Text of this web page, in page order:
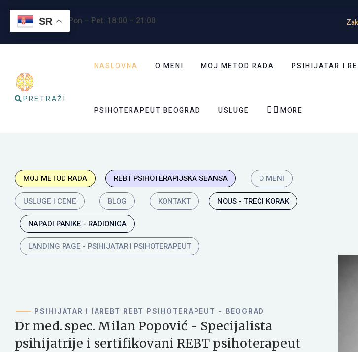
Radno vreme : Pon – Pet: 18:00 – 21:00
PRETRAŽI
NASLOVNA O MENI MOJ METOD RADA PSIHIJATAR I
PSIHOTERAPEUT BEOGRAD USLUGE   MORE
MOJ METOD RADA REBT PSIHOTERAPIJSKA SEANSA O MENI
USLUGE I CENE BLOG KONTAKT NOUS - TREĆI KORAK
NAPADI PANIKE - RADIONICA
LANDING PAGE - PSIHIJATAR I PSIHOTERAPEUT
PSIHIJATAR I IAREBT REBT PSIHOTERAPEUT - BEOGRAD
Dr med. spec. Milan Popović - Specijalista
psihijatrije i sertifikovani REBT psihoterapeut
SR